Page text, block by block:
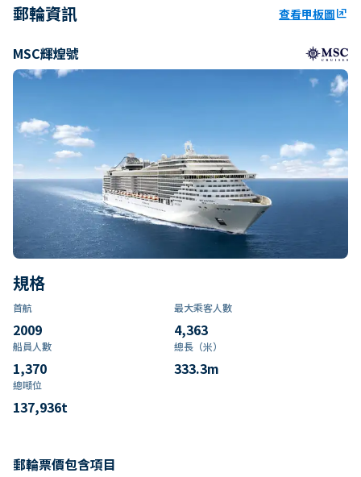
郵輪資訊 查看甲板圖ungroup
MSC輝煌號
規格
首航
2009
最大乘客人數
4,363
船員人數
1,370
總長（米）
333.3m
總噸位
137,936t
郵輪票價包含項目